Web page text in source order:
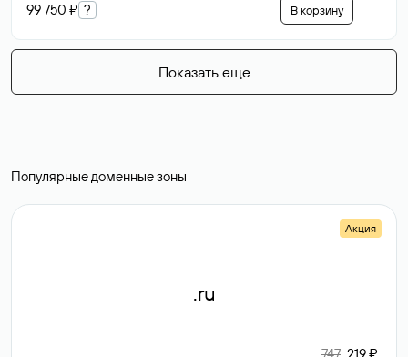
99 750 ₽ ? В корзину
Показать еще
Популярные доменные зоны
Акция
.ru